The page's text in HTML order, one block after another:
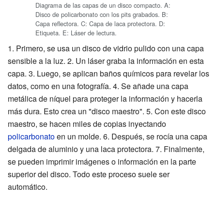
Diagrama de las capas de un disco compacto. A:
Disco de policarbonato con los pits grabados. B:
Capa reflectora. C: Capa de laca protectora. D:
Etiqueta. E: Láser de lectura.
1. Primero, se usa un disco de vidrio pulido con una capa
sensible a la luz. 2. Un láser graba la información en esta
capa. 3. Luego, se aplican baños químicos para revelar los
datos, como en una fotografía. 4. Se añade una capa
metálica de níquel para proteger la información y hacerla
más dura. Esto crea un "disco maestro". 5. Con este disco
maestro, se hacen miles de copias inyectando
policarbonatoen un molde. 6. Después, se rocía una capa
delgada de aluminio y una laca protectora. 7. Finalmente,
se pueden imprimir imágenes o información en la parte
superior del disco. Todo este proceso suele ser
automático.